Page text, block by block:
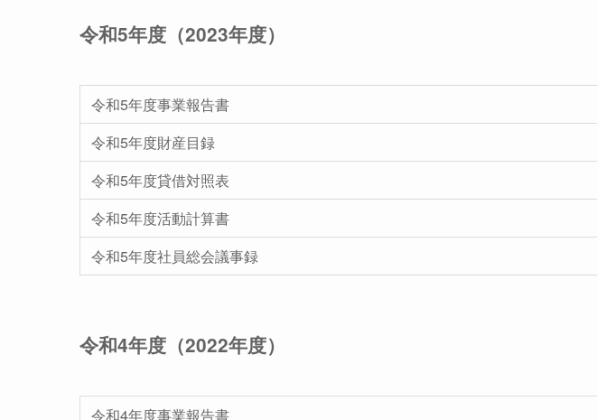
令和5年度（2023年度）
令和5年度事業報告書
令和5年度財産目録
令和5年度貸借対照表
令和5年度活動計算書
令和5年度社員総会議事録
令和4年度（2022年度）
令和4年度事業報告書